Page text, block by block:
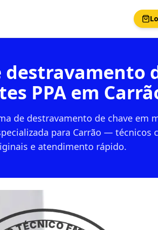
PPA em
de destravamento de chave em
para Carrão — técnicos
e atendimento rápido.